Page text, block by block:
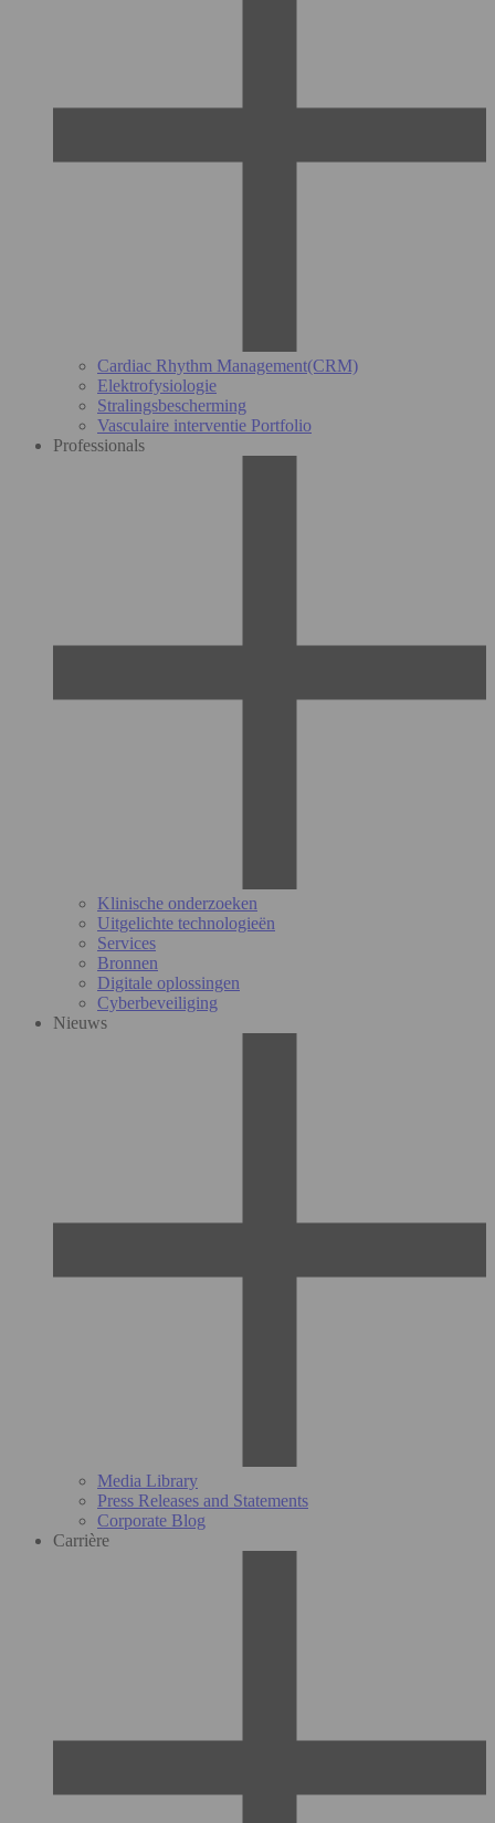
Cardiac Rhythm Management(CRM)
Elektrofysiologie
Stralingsbescherming
Vasculaire interventie Portfolio
Professionals
Klinische onderzoeken
Uitgelichte technologieën
Services
Bronnen
Digitale oplossingen
Cyberbeveiliging
Nieuws
Media Library
Press Releases and Statements
Corporate Blog
Carrière